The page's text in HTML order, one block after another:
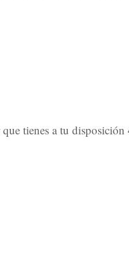
tienes a tu disposición